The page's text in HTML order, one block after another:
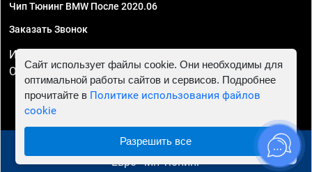
Чип Тюнинг BMW После 2020.06
Заказать Звонок
ИП Смирнов Георгий Павлович. ИНН 781302555843,
ОГРНИП 324470400032610
© 2010 - 2026 Чип тюнинг в Ставрополе - Автосервис
"Евро Чип Тюнинг"
Сайт использует файлы cookie. Они необходимы для
оптимальной работы сайтов и сервисов. Подробнее
прочитайте в Политике использования файлов
cookie
Разрешить все